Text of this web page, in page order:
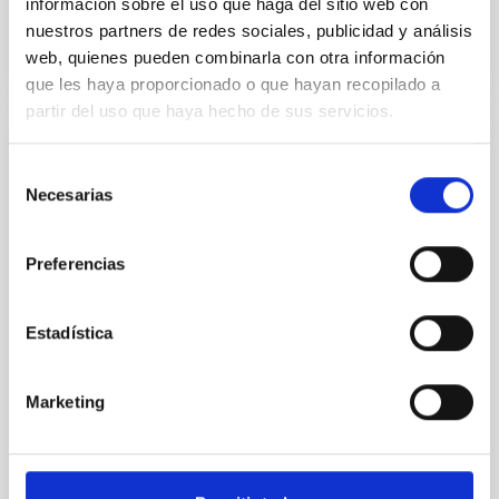
información sobre el uso que haga del sitio web con
nuestros partners de redes sociales, publicidad y análisis
web, quienes pueden combinarla con otra información
que les haya proporcionado o que hayan recopilado a
partir del uso que haya hecho de sus servicios.
Necesarias
Preferencias
Estadística
Marketing
BIBCODE 2026RNAAS..10..143A
NÚMERO DE CITAS 0
The impact of Active Galactic Nuclei on
While the influence of supermassive black hole
(AGN) winds, particularly ultrafast outflows (UFOs),
investigating the relationship between SMBH mass
Waas, Jourdan et al.